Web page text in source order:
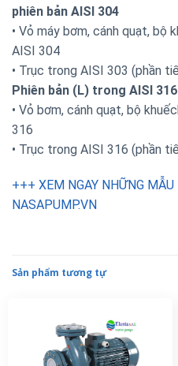
phiên bản AISI 304
• Vỏ máy bơm, cánh quạt, bộ
AISI 304
• Trục trong AISI 303 (phần
Phiên bản (L) trong AISI 316
• Vỏ bơm, cánh quạt, bộ
316
• Trục trong AISI 316 (phần
+++ XEM NGAY NHỮNG
NASAPUMP.VN
Sản phẩm tương tự